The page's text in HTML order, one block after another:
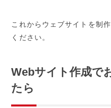
これからウェブサイトを制
ください。
Webサイト作成で
たら